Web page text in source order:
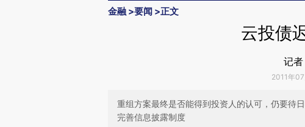
金融 >要闻 >正文
云投债
记
2011年
重组方案最终是否能得到投资人的认可，仍要待
完善信息披露制度